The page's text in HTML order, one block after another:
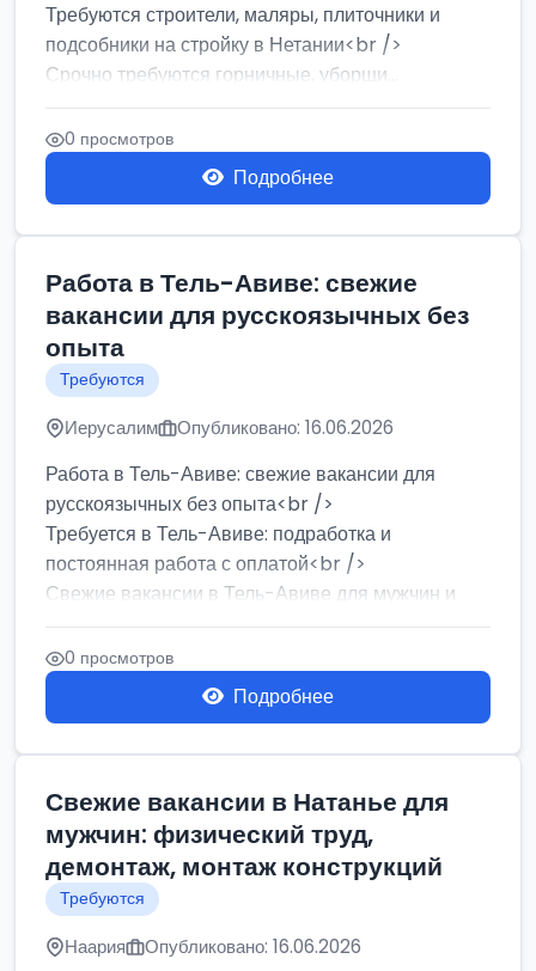
Требуются строители, маляры, плиточники и
подсобники на стройку в Нетании<br />
Срочно требуются горничные, уборщи...
0 просмотров
Подробнее
Работа в Тель-Авиве: свежие
вакансии для русскоязычных без
опыта
Требуются
Иерусалим Опубликовано: 16.06.2026
Работа в Тель-Авиве: свежие вакансии для
русскоязычных без опыта<br />
Требуется в Тель-Авиве: подработка и
постоянная работа с оплатой<br />
Свежие вакансии в Тель-Авиве для мужчин и
женщин от хозя...
0 просмотров
Подробнее
Свежие вакансии в Натанье для
мужчин: физический труд,
демонтаж, монтаж конструкций
Требуются
Наария Опубликовано: 16.06.2026